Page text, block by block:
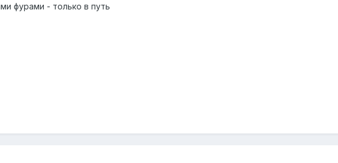
фурами - только в путь